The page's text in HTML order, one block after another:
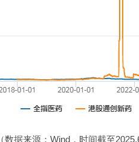
（数据来源：Wind，时间截至